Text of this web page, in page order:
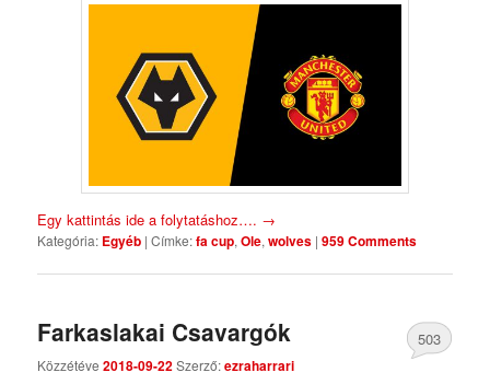
Egy kattintás ide a folytatáshoz…. →
Kategória: Egyéb |Címke:fa cup,Ole,wolves |959 Comments
Farkaslakai Csavargók
Közzétéve2018-09-22Szerző:ezraharrari
503